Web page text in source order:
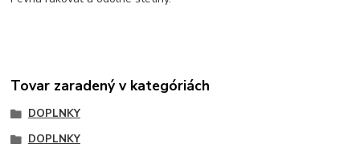
Tovar zaradený v kategóriách
DOPLNKY
DOPLNKY